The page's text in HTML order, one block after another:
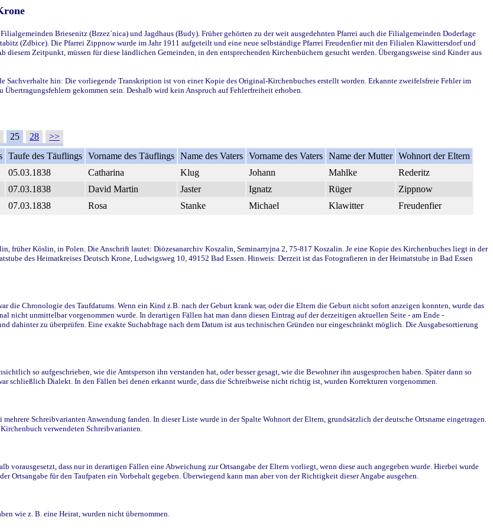
Briesenitz (Brzez`nica) und Jagdhaus (Budy). Früher gehörten zu der weit ausgedehnten Pfarrei auch die Filialgemeinden Doderlage
(Zdbice). Die Pfarrei Zippnow wurde im Jahr 1911 aufgeteilt und eine neue selbständige Pfarrei Freudenfier mit den Filialen Klawittersdorf und
Zeitpunkt, müssen für diese ländlichen Gemeinden, in den entsprechenden Kirchenbüchern gesucht werden. Übergangsweise sind Kinder aus
Sachverhalte hin: Die vorliegende Transkription ist von einer Kopie des Original-Kirchenbuches erstellt worden. Erkannte zweifelsfreie Fehler im
gekommen sein. Deshalb wird kein Anspruch auf Fehlerfreiheit erhoben.
25 28
>>
Taufe des Täuflings Vorname des Täuflings Name des Vaters Vorname des Vaters Name der Mutter Wohnort der Eltern
05.03.1838 Catharina Klug Johann Mahlke
Rederitz
07.03.1838 David Martin Jaster Ignatz Rüger
Zippnow
07.03.1838 Rosa Stanke Michael Klawitter Freudenfier
früher Köslin, in Polen. Die Anschrift lautet: Diözesanarchiv Koszalin, Seminarryjna 2, 75-817 Koszalin. Je eine Kopie des Kirchenbuches liegt in der
des Heimatkreises Deutsch Krone, Ludwigsweg 10, 49152 Bad Essen. Hinweis: Derzeit ist das Fotografieren in der Heimatstube in Bad Essen
die Chronologie des Taufdatums. Wenn ein Kind z.B. nach der Geburt krank war, oder die Eltern die Geburt nicht sofort anzeigen konnten, wurde das
nicht unmittelbar vorgenommen wurde. In derartigen Fällen hat man dann diesen Eintrag auf der derzeitigen aktuellen Seite - am Ende -
dahinter zu überprüfen. Eine exakte Suchabfrage nach dem Datum ist aus technischen Gründen nur eingeschränkt möglich. Die Ausgabesortierung
so aufgeschrieben, wie die Amtsperson ihn verstanden hat, oder besser gesagt, wie die Bewohner ihn ausgesprochen haben. Später dann so
schließlich Dialekt. In den Fällen bei denen erkannt wurde, dass die Schreibweise nicht richtig ist, wurden Korrekturen vorgenommen.
Schreibvarianten Anwendung fanden. In dieser Liste wurde in der Spalte Wohnort der Eltern, grundsätzlich der deutsche Ortsname eingetragen.
verwendeten Schreibvarianten.
vorausgesetzt, dass nur in derartigen Fällen eine Abweichung zur Ortsangabe der Eltern vorliegt, wenn diese auch angegeben wurde. Hierbei wurde
für den Taufpaten ein Vorbehalt gegeben. Überwiegend kann man aber von der Richtigkeit dieser Angabe ausgehen.
wie z. B. eine Heirat, wurden nicht übernommen.